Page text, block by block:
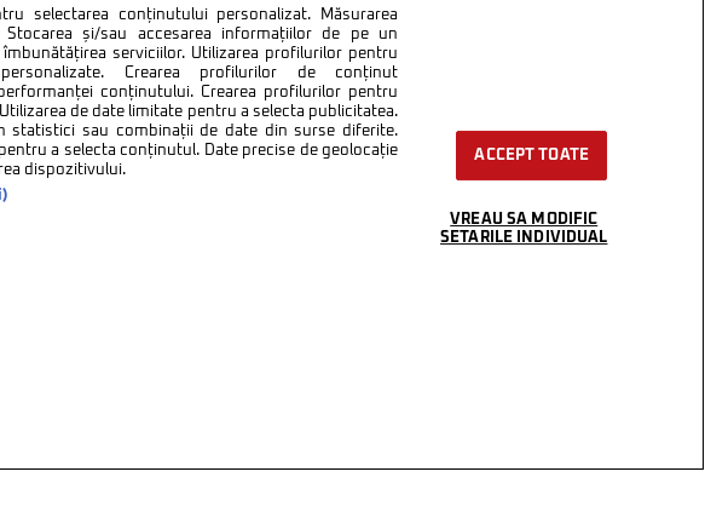
selectarea conținutului personalizat. Măsurarea
Stocarea și/sau accesarea informațiilor de pe un
serviciilor. Utilizarea profilurilor pentru
Crearea profilurilor de conținut
conținutului. Crearea profilurilor pentru
de date limitate pentru a selecta publicitatea.
statistici sau combinații de date din surse diferite.
a selecta conținutul. Date precise de geolocație
dispozitivului.
ACCEPT TOATE
VREAU SA MODIFIC
SETARILE INDIVIDUAL